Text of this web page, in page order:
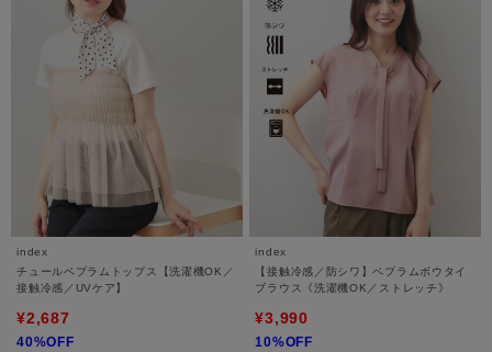
index
チュールペプラムトップス【洗濯機OK／
接触冷感／UVケア】
¥2,687
40%OFF
index
【接触冷感／防シワ】ペプラムボウタイ
ブラウス《洗濯機OK／ストレッチ》
¥3,990
10%OFF